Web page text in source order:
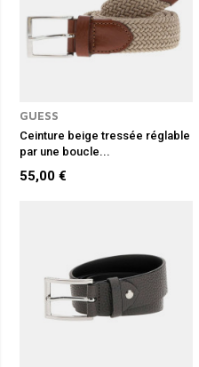
GUESS
Ceinture beige tressée réglable
par une boucle...
55,00 €